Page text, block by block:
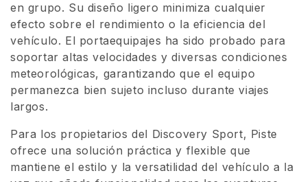
en grupo. Su diseño ligero minimiza cualquier
efecto sobre el rendimiento o la eficiencia del
vehículo. El portaequipajes ha sido probado para
soportar altas velocidades y diversas condiciones
meteorológicas, garantizando que el equipo
permanezca bien sujeto incluso durante viajes
largos.
Para los propietarios del Discovery Sport, Piste
ofrece una solución práctica y flexible que
mantiene el estilo y la versatilidad del vehículo a la